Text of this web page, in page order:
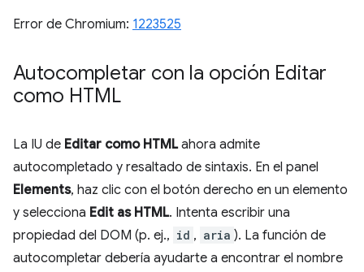
Error de Chromium: 1223525
Autocompletar con la opción Editar
como HTML
La IU de Editar como HTMLahora admite
autocompletado y resaltado de sintaxis. En el panel
Elements, haz clic con el botón derecho en un elemento
y selecciona Edit as HTML. Intenta escribir una
propiedad del DOM (p. ej., id , aria ). La función de
autocompletar debería ayudarte a encontrar el nombre